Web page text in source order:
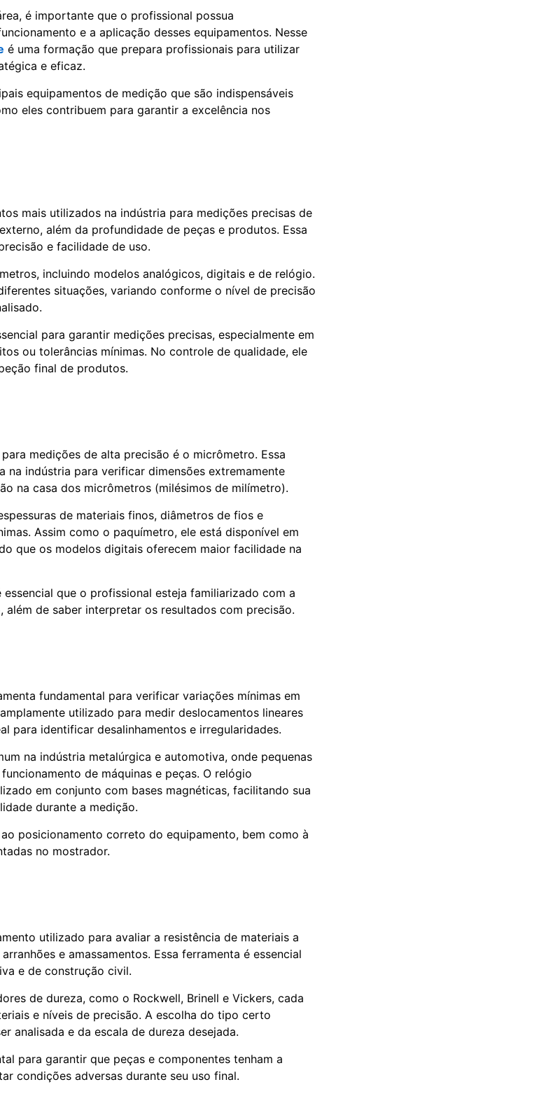
é importante que o profissional possua
e a aplicação desses equipamentos. Nesse
é uma formação que prepara profissionais para utilizar
e eficaz.
equipamentos de medição que são indispensáveis
eles contribuem para garantir a excelência nos
mais utilizados na indústria para medições precisas de
além da profundidade de peças e produtos. Essa
e facilidade de uso.
incluindo modelos analógicos, digitais e de relógio.
situações, variando conforme o nível de precisão
para garantir medições precisas, especialmente em
ou tolerâncias mínimas. No controle de qualidade, ele
final de produtos.
medições de alta precisão é o micrômetro. Essa
na indústria para verificar dimensões extremamente
na casa dos micrômetros (milésimos de milímetro).
de materiais finos, diâmetros de fios e
Assim como o paquímetro, ele está disponível em
que os modelos digitais oferecem maior facilidade na
que o profissional esteja familiarizado com a
de saber interpretar os resultados com precisão.
fundamental para verificar variações mínimas em
utilizado para medir deslocamentos lineares
para identificar desalinhamentos e irregularidades.
na indústria metalúrgica e automotiva, onde pequenas
de máquinas e peças. O relógio
em conjunto com bases magnéticas, facilitando sua
durante a medição.
posicionamento correto do equipamento, bem como à
no mostrador.
utilizado para avaliar a resistência de materiais a
e amassamentos. Essa ferramenta é essencial
e de construção civil.
de dureza, como o Rockwell, Brinell e Vickers, cada
e níveis de precisão. A escolha do tipo certo
analisada e da escala de dureza desejada.
para garantir que peças e componentes tenham a
condições adversas durante seu uso final.